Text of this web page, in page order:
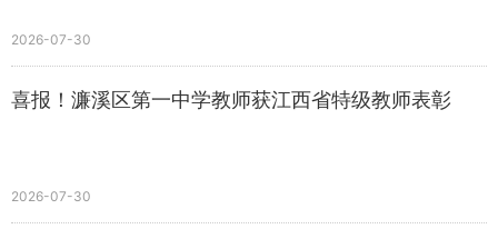
2026-07-30
喜报！濂溪区第一中学教师获江西省特级教师表彰
2026-07-30